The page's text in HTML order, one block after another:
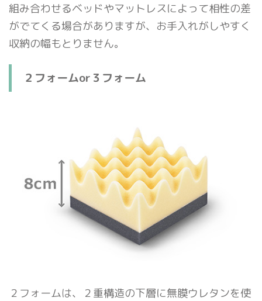
組み合わせるベッドやマットレスによって相性の差
がでてくる場合がありますが、お手入れがしやすく
収納の幅もとりません。
２フォームor３フォーム
２フォームは、２重構造の下層に無膜ウレタンを使